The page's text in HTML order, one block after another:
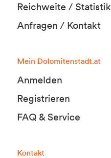
Reichweite / Statistik
Anfragen / Kontakt
Mein Dolomitenstadt.at
Anmelden
Registrieren
FAQ & Service
Kontakt